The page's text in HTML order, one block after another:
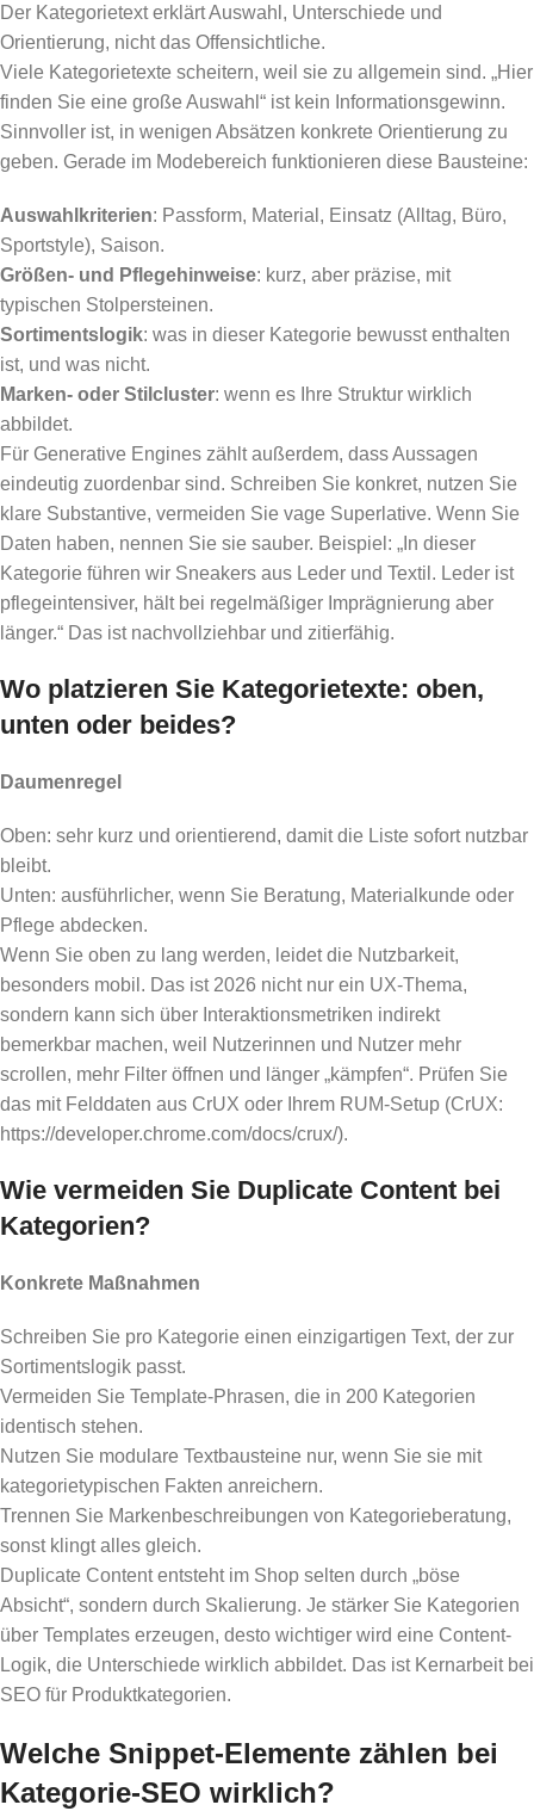
Der Kategorietext erklärt Auswahl, Unterschiede und
Orientierung, nicht das Offensichtliche.
Viele Kategorietexte scheitern, weil sie zu allgemein sind. „Hier
finden Sie eine große Auswahl“ ist kein Informationsgewinn.
Sinnvoller ist, in wenigen Absätzen konkrete Orientierung zu
geben. Gerade im Modebereich funktionieren diese Bausteine:
Auswahlkriterien: Passform, Material, Einsatz (Alltag, Büro,
Sportstyle), Saison.
Größen- und Pflegehinweise: kurz, aber präzise, mit
typischen Stolpersteinen.
Sortimentslogik: was in dieser Kategorie bewusst enthalten
ist, und was nicht.
Marken- oder Stilcluster: wenn es Ihre Struktur wirklich
abbildet.
Für Generative Engines zählt außerdem, dass Aussagen
eindeutig zuordenbar sind. Schreiben Sie konkret, nutzen Sie
klare Substantive, vermeiden Sie vage Superlative. Wenn Sie
Daten haben, nennen Sie sie sauber. Beispiel: „In dieser
Kategorie führen wir Sneakers aus Leder und Textil. Leder ist
pflegeintensiver, hält bei regelmäßiger Imprägnierung aber
länger.“ Das ist nachvollziehbar und zitierfähig.
Wo platzieren Sie Kategorietexte: oben,
unten oder beides?
Daumenregel
Oben: sehr kurz und orientierend, damit die Liste sofort nutzbar
bleibt.
Unten: ausführlicher, wenn Sie Beratung, Materialkunde oder
Pflege abdecken.
Wenn Sie oben zu lang werden, leidet die Nutzbarkeit,
besonders mobil. Das ist 2026 nicht nur ein UX-Thema,
sondern kann sich über Interaktionsmetriken indirekt
bemerkbar machen, weil Nutzerinnen und Nutzer mehr
scrollen, mehr Filter öffnen und länger „kämpfen“. Prüfen Sie
das mit Felddaten aus CrUX oder Ihrem RUM-Setup (CrUX:
https://developer.chrome.com/docs/crux/).
Wie vermeiden Sie Duplicate Content bei
Kategorien?
Konkrete Maßnahmen
Schreiben Sie pro Kategorie einen einzigartigen Text, der zur
Sortimentslogik passt.
Vermeiden Sie Template-Phrasen, die in 200 Kategorien
identisch stehen.
Nutzen Sie modulare Textbausteine nur, wenn Sie sie mit
kategorietypischen Fakten anreichern.
Trennen Sie Markenbeschreibungen von Kategorieberatung,
sonst klingt alles gleich.
Duplicate Content entsteht im Shop selten durch „böse
Absicht“, sondern durch Skalierung. Je stärker Sie Kategorien
über Templates erzeugen, desto wichtiger wird eine Content-
Logik, die Unterschiede wirklich abbildet. Das ist Kernarbeit bei
SEO für Produktkategorien.
Welche Snippet-Elemente zählen bei
Kategorie-SEO wirklich?